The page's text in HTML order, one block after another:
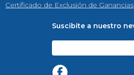
Certificado de Exclusión de Ganancias
Suscibite a nuestro